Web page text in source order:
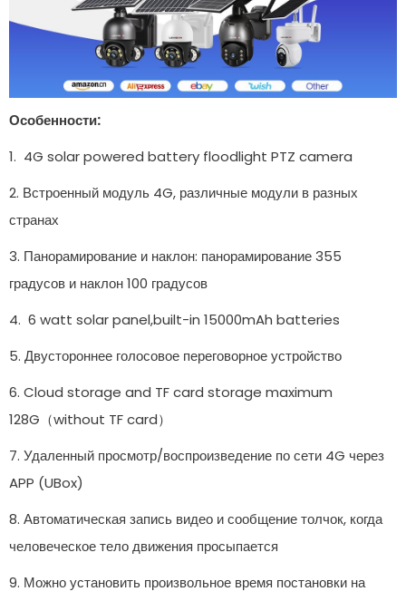
Особенности:
1. 4G solar powered battery floodlight PTZ camera
2. Встроенный модуль 4G, различные модули в разных
странах
3. Панорамирование и наклон: панорамирование 355
градусов и наклон 100 градусов
4. 6 watt solar panel,built-in 15000mAh batteries
5. Двустороннее голосовое переговорное устройство
6. Cloud storage and TF card storage maximum
128G（without TF card）
7. Удаленный просмотр/воспроизведение по сети 4G через
APP (UBox)
8. Автоматическая запись видео и сообщение толчок, когда
человеческое тело движения просыпается
9. Можно установить произвольное время постановки на